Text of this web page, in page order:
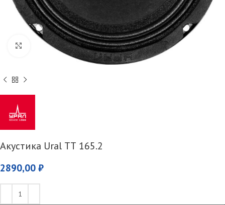
Увеличить
Акустика Ural ТТ 165.2
2890,00 ₽